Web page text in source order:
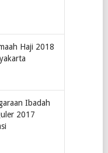
Haji 2018
Ibadah
2017